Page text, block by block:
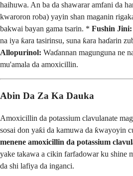
haihuwa. An ba da shawarar amfani da
kwaroron roba) yayin shan maganin
bakwai bayan gama tsarin. * Fushin Jini:
na iya ƙara tasirinsu, suna ƙara haɗarin
Allopurinol: Waɗannan magunguna ne
mu'amala da amoxicillin.
Abin Da Za Ka Dauka
Amoxicillin da potassium clavulanate
sosai don yaƙi da kamuwa da ƙwayoyin
menene amoxicillin da potassium
yake takawa a cikin farfadowar ku shine
da shi lafiya da inganci.